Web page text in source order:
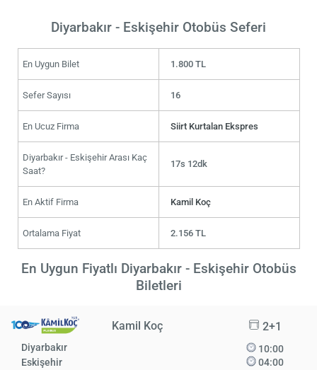
Diyarbakır - Eskişehir Otobüs Seferi
En Uygun Bilet 1.800 TL
Sefer Sayısı 16
En Ucuz Firma Siirt Kurtalan Ekspres
Diyarbakır - Eskişehir Arası Kaç
Saat?
17s 12dk
En Aktif Firma Kamil Koç
Ortalama Fiyat 2.156 TL
En Uygun Fiyatlı Diyarbakır - Eskişehir Otobüs
Biletleri
Kamil Koç 2+1
Diyarbakır
Eskişehir
10:00
04:00